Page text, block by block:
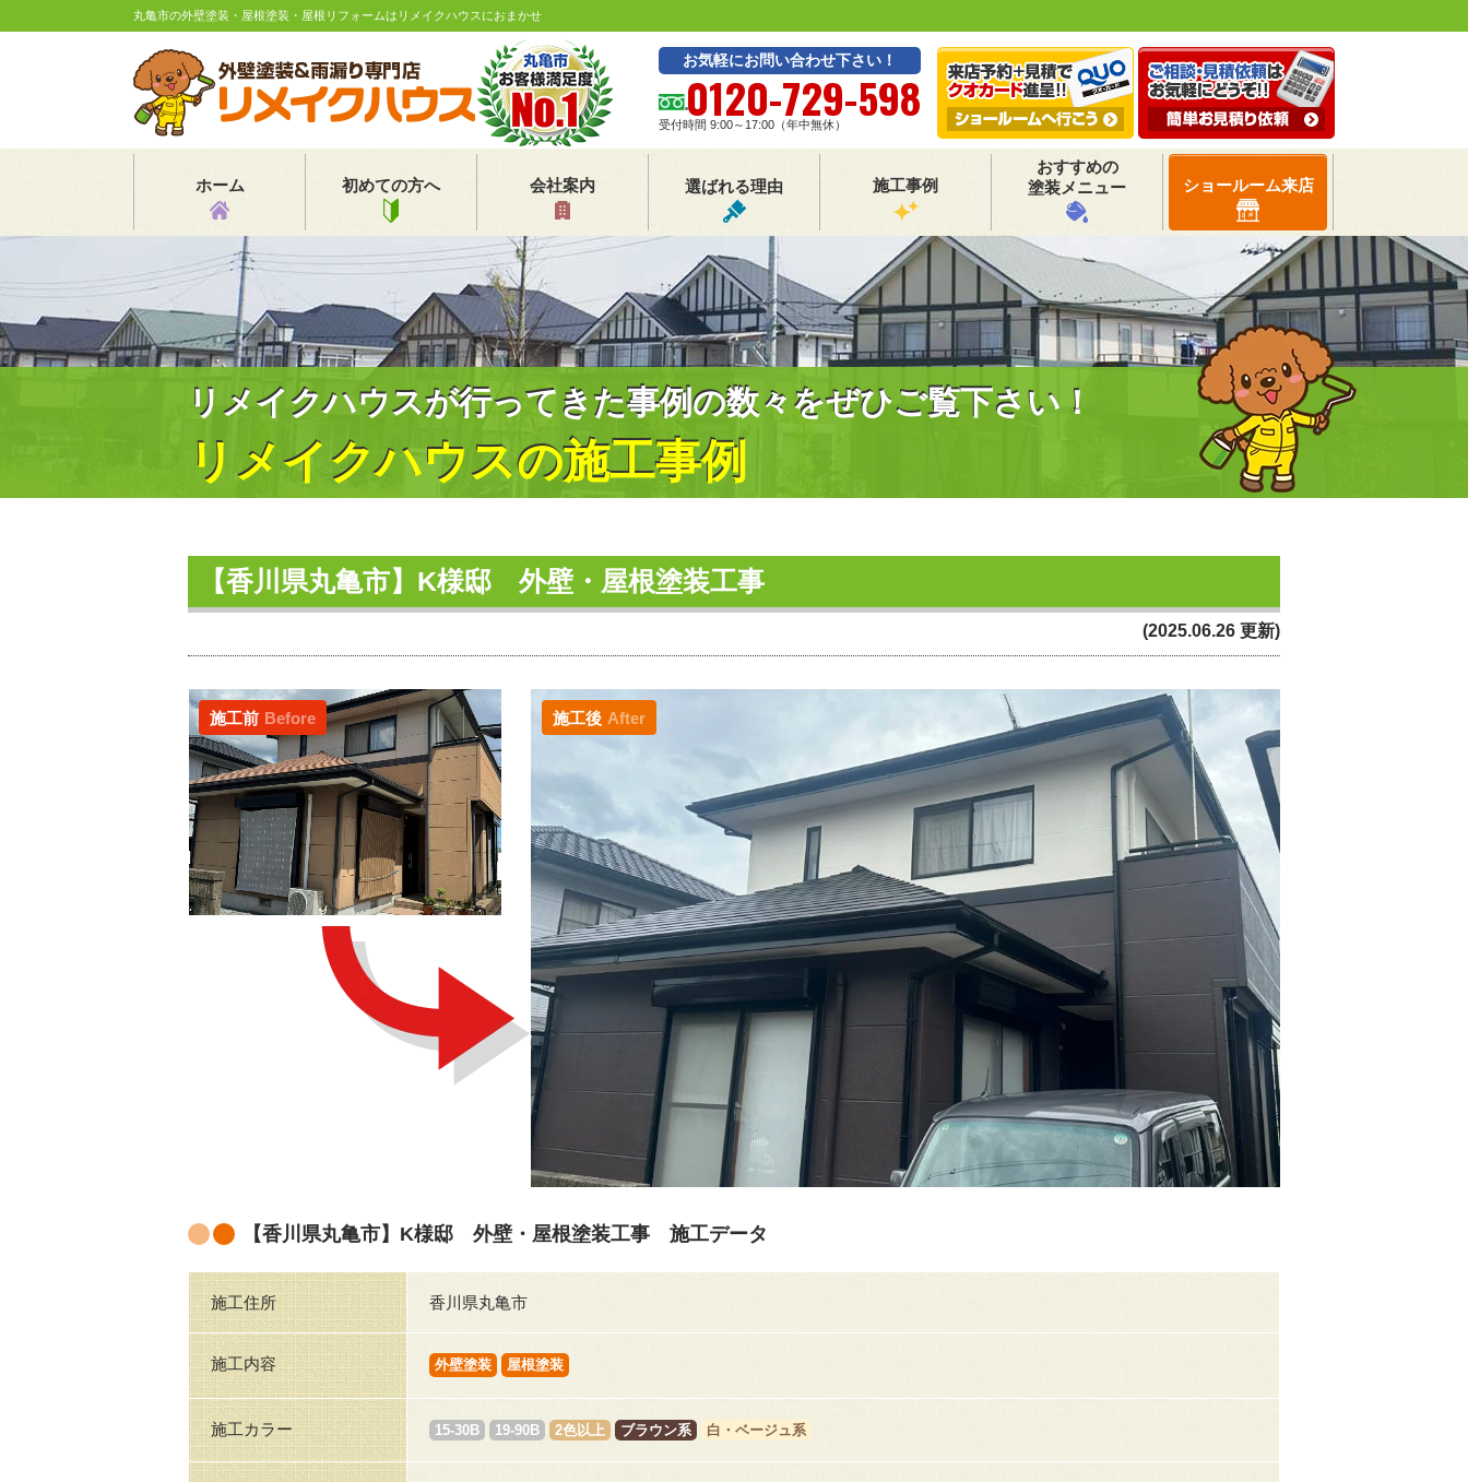
丸亀市の外壁塗装・屋根塗装・屋根リフォームはリメイクハウスにおまかせ
お気軽にお問い合わせ下さい！
0120-729-598
受付時間 9:00～17:00（年中無休）
ホーム 初めての方へ 会社案内 選ばれる理由 施工事例
おすすめの
塗装メニュー
ショールーム来店
リメイクハウスが行ってきた事例の数々をぜひご覧下さい！
リメイクハウスの施工事例
【香川県丸亀市】K様邸 外壁・屋根塗装工事
(2025.06.26 更新)
施工後 After
施工前 Before
【香川県丸亀市】K様邸 外壁・屋根塗装工事 施工データ
施工住所 香川県丸亀市
施工内容 外壁塗装 屋根塗装
施工カラー 15-30B 19-90B 2色以上 ブラウン系 白・ベージュ系